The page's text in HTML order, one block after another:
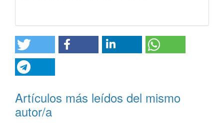
Artículos más leídos del mismo
autor/a